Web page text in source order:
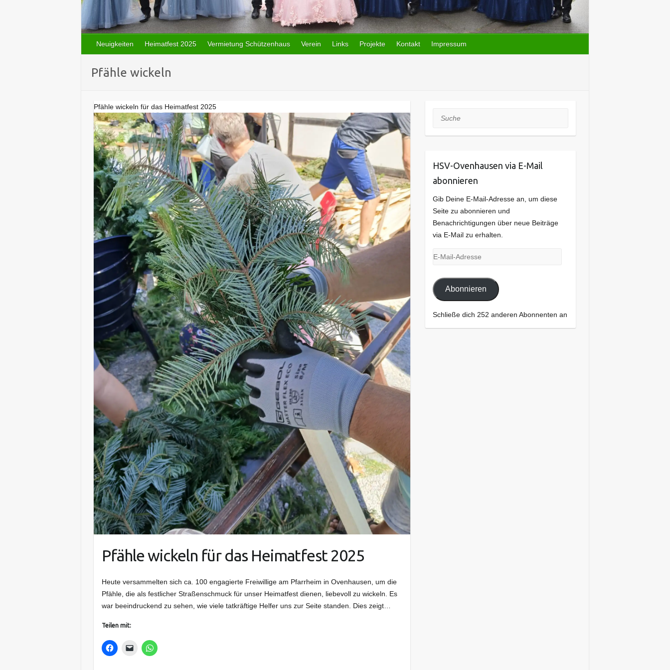
Neuigkeiten Heimatfest 2025 Vermietung Schützenhaus Verein Links Projekte Kontakt Impressum
Pfähle wickeln
Pfähle wickeln für das Heimatfest 2025
Pfähle wickeln für das Heimatfest 2025
Heute versammelten sich ca. 100 engagierte Freiwillige am Pfarrheim in Ovenhausen, um die
Pfähle, die als festlicher Straßenschmuck für unser Heimatfest dienen, liebevoll zu wickeln. Es
war beeindruckend zu sehen, wie viele tatkräftige Helfer uns zur Seite standen. Dies zeigt…
Teilen mit:
Suche
HSV-Ovenhausen via E-Mail
abonnieren
Gib Deine E-Mail-Adresse an, um diese
Seite zu abonnieren und
Benachrichtigungen über neue Beiträge
via E-Mail zu erhalten.
E-
Adresse
Abonnieren
Schließe dich 252 anderen Abonnenten an